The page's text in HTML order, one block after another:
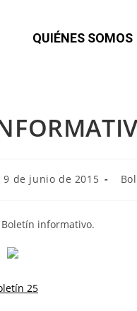
QUIÉNES SOMOS
9 de junio de 2015
informativo.
25